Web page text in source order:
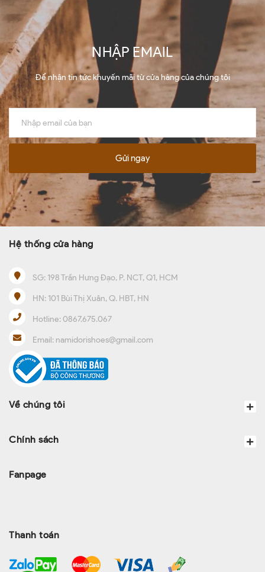
NHẬP EMAIL
Để nhận tin tức khuyến mãi từ cửa hàng của chúng tôi
Gửi ngay
Hệ thống cửa hàng
SG: 198 Trần Hưng Đạo, P. NCT, Q1, HCM
HN: 101 Bùi Thị Xuân, Q. HBT, HN
Hotline:0867.675.067
Email: namidorishoes@gmail.com
Về chúng tôi
Chính sách
Fanpage
Thanh toán